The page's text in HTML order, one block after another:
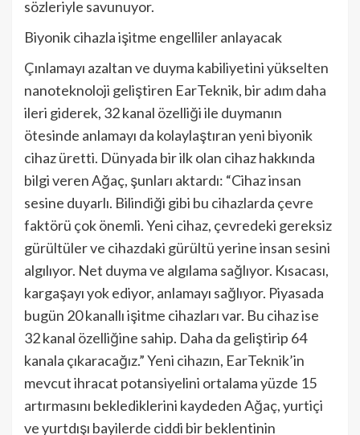
sözleriyle savunuyor.
Biyonik cihazla işitme engelliler anlayacak
Çınlamayı azaltan ve duyma kabiliyetini yükselten
nanoteknoloji geliştiren EarTeknik, bir adım daha
ileri giderek, 32 kanal özelliği ile duymanın
ötesinde anlamayı da kolaylaştıran yeni biyonik
cihaz üretti. Dünyada bir ilk olan cihaz hakkında
bilgi veren Ağaç, şunları aktardı: “Cihaz insan
sesine duyarlı. Bilindiği gibi bu cihazlarda çevre
faktörü çok önemli. Yeni cihaz, çevredeki gereksiz
gürültüler ve cihazdaki gürültü yerine insan sesini
algılıyor. Net duyma ve algılama sağlıyor. Kısacası,
kargaşayı yok ediyor, anlamayı sağlıyor. Piyasada
bugün 20 kanallı işitme cihazları var. Bu cihaz ise
32 kanal özelliğine sahip. Daha da geliştirip 64
kanala çıkaracağız.” Yeni cihazın, EarTeknik’in
mevcut ihracat potansiyelini ortalama yüzde 15
artırmasını beklediklerini kaydeden Ağaç, yurtiçi
ve yurtdışı bayilerde ciddi bir beklentinin